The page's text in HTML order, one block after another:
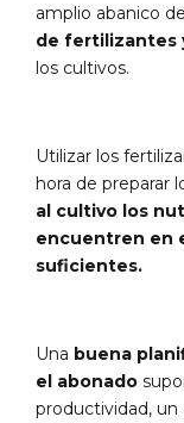
amplio abanico
de fertilizantes
los cultivos.
Utilizar los
hora de preparar
al cultivo los
encuentren en
suficientes.
Una buena
el abonado
productividad, un